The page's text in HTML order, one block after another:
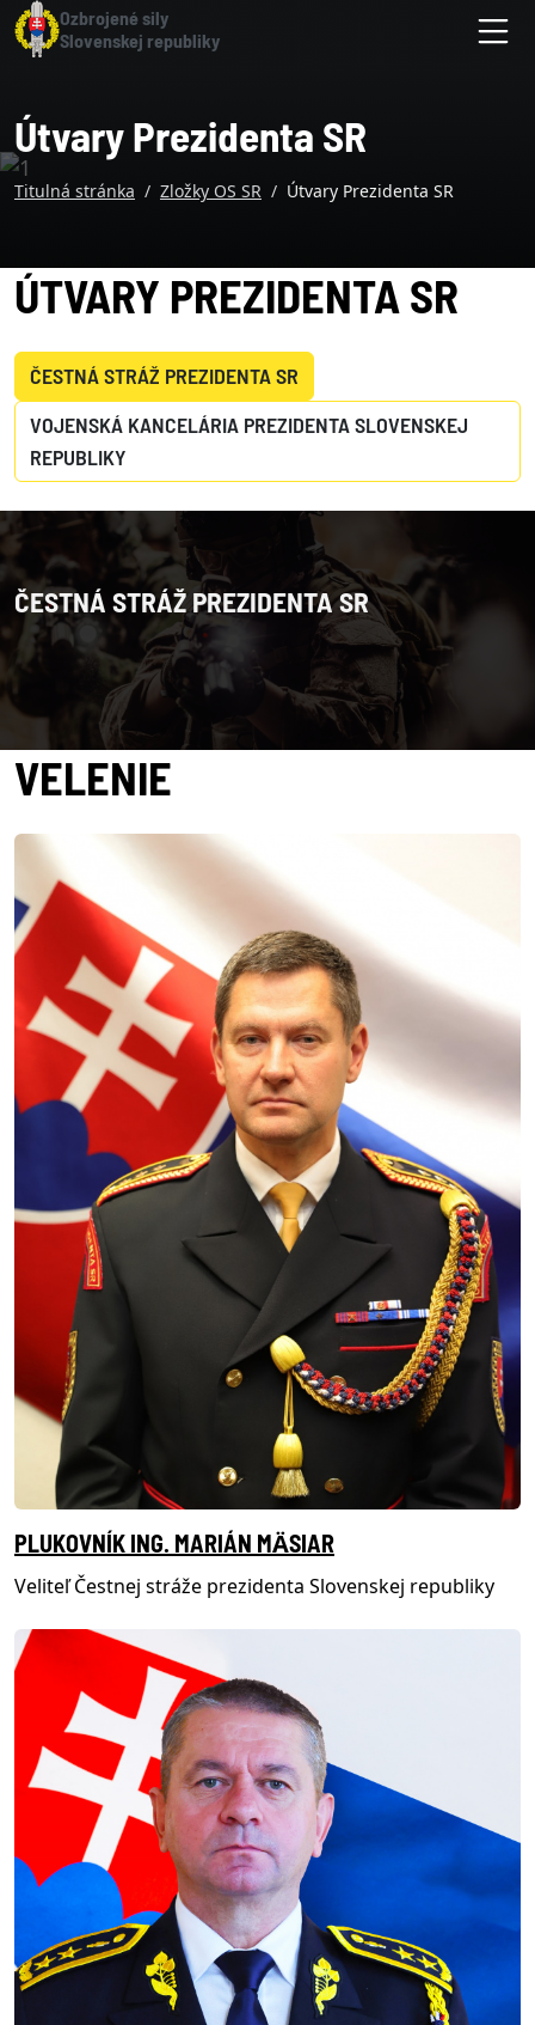
Skočiť na hlavnú navigáciu
Skočiť na obsah
Skočiť na bočnú lištu
Skočiť na pätičku
Ozbrojené sily
Slovenskej republiky
Hlavný obsah stránky
Útvary Prezidenta SR
Titulná stránka Zložky OS SR Útvary Prezidenta SR
ÚTVARY PREZIDENTA SR
ČESTNÁ STRÁŽ PREZIDENTA SR
VOJENSKÁ KANCELÁRIA PREZIDENTA SLOVENSKEJ
REPUBLIKY
ČESTNÁ STRÁŽ PREZIDENTA SR
VELENIE
PLUKOVNÍK ING. MARIÁN MӒSIAR
Veliteľ Čestnej stráže prezidenta Slovenskej republiky